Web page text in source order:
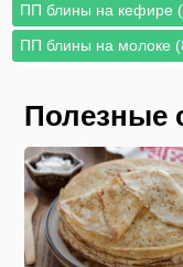
ПП блины на кефире
ПП блины на молоке
Полезные